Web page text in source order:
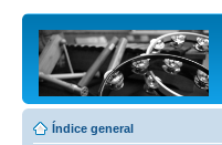
Índice general